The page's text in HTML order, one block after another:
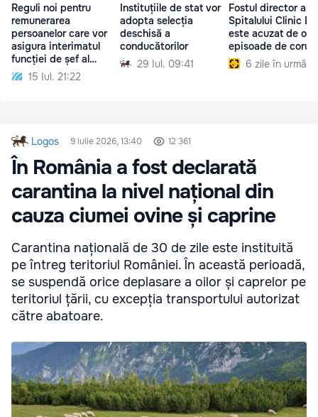
Reguli noi pentru
remunerarea
persoanelor care vor
asigura interimatul
funcției de șef al
misiunilor diplomatice
15 Iul. 21:22
Instituțiile de stat vor
adopta selecția
deschisă a
conducătorilor
29 Iul. 09:41
Fostul director al
Spitalului Clinic
este acuzat de opt
episoade de
6 zile în urmă
Logos 9 iulie 2026, 13:40 12 361
În România a fost declarată
carantina la nivel național din
cauza ciumei ovine și caprine
Carantina națională de 30 de zile este instituită
pe întreg teritoriul României. În această perioadă,
se suspendă orice deplasare a oilor și caprelor pe
teritoriul țării, cu excepția transportului autorizat
către abatoare.